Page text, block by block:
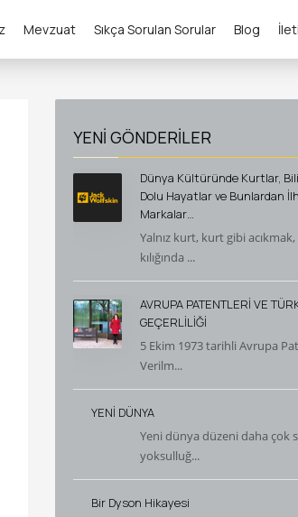
Mevzuat Sıkça Sorulan Sorular Blog
YENİ GÖNDERİLER
Dünya Kültüründe Kurtlar,
Dolu Hayatlar ve Bunlardan
Markalar…
Yalnız kurt, kurt gibi
kılığında ...
AVRUPA PATENTLERİ VE
GEÇERLİLİĞİ
5 Ekim 1973 tarihli Avrupa
Verilm...
YENİ DÜNYA
Yeni dünya düzeni daha çok
yoksulluğ...
Bir Dyson Hikayesi